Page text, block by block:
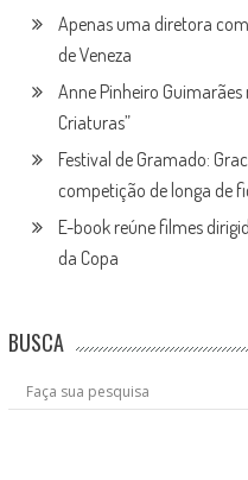
Apenas uma diretora
de Veneza
Anne Pinheiro
Criaturas”
Festival de Gramado:
competição de longa de
E-book reúne filmes
da Copa
BUSCA